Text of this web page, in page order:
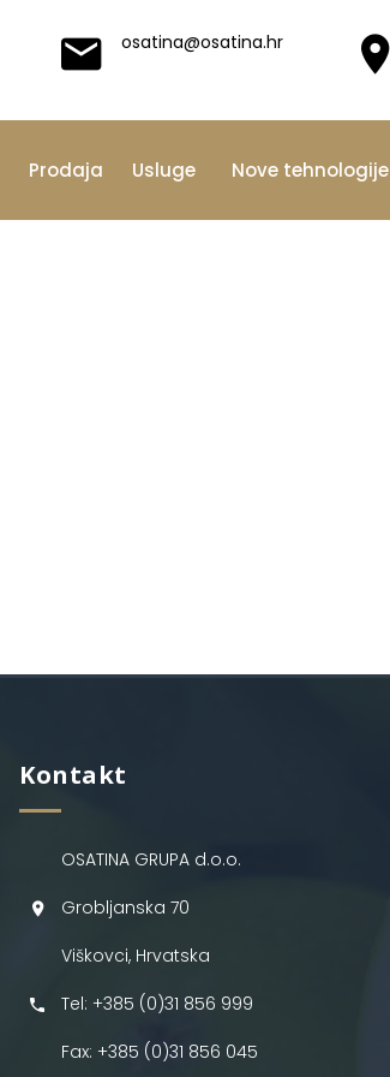
osatina@osatina.hr
Prodaja Usluge Nove tehnologije
Kontakt
OSATINA GRUPA d.o.o.
Grobljanska 70
Viškovci, Hrvatska
Tel: +385 (0)31 856 999
Fax: +385 (0)31 856 045